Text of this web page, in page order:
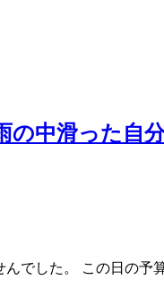
の中滑った自
でした。 この日の